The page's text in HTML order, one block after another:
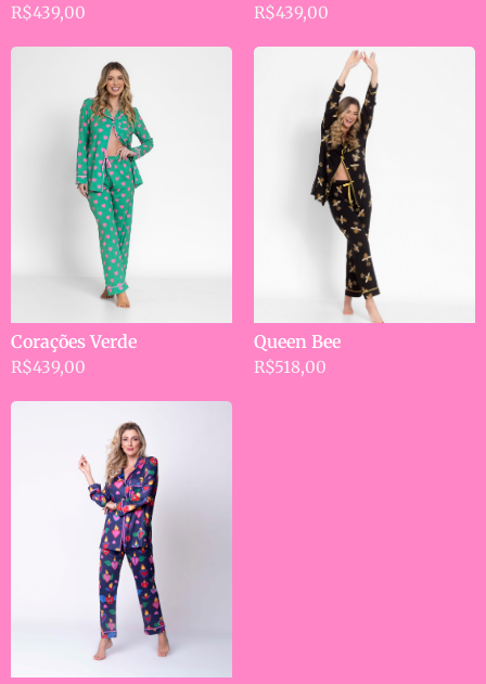
R$439,00 R$439,00
Corações Verde
R$439,00
Queen Bee
R$518,00